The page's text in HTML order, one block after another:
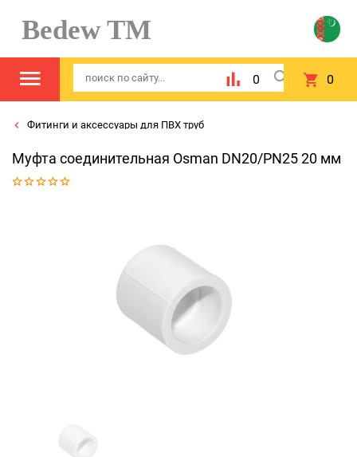
Bedew TM
0 0
Фитинги и аксессуары для ПВХ труб
Муфта соединительная Osman DN20/PN25 20 мм